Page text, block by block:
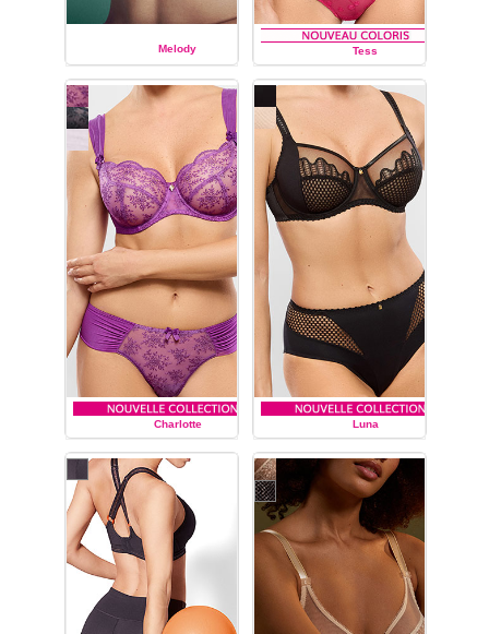
Melody
EMPREINTE
Tess
EMPREINTE
Charlotte
EMPREINTE
Luna
EMPREINTE